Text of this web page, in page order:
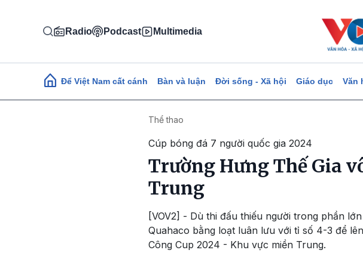
Radio Podcast Multimedia
Main navigation
Để Việt Nam cất cánh Bàn và luận Đời sống - Xã hội Giáo dục Văn
Thể thao
Cúp bóng đá 7 người quốc gia 2024
Trường Hưng Thế Gia
Trung
[VOV2] - Dù thi đấu thiếu người trong phần
Quahaco bằng loạt luân lưu với tỉ số 4-3 để
Công Cup 2024 - Khu vực miền Trung.